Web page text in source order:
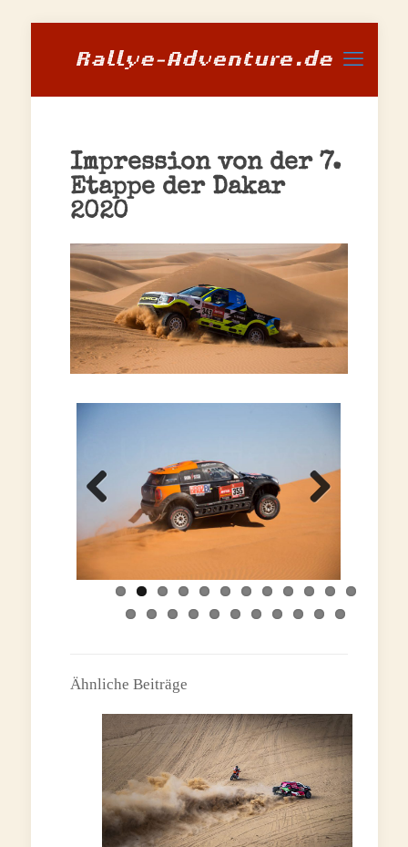
Impression von der 7.
Etappe der Dakar
2020
Previous
Ähnliche Beiträge